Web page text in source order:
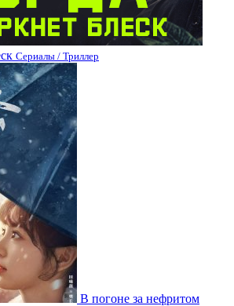
Сериалы / Триллер
В погоне за нефритом